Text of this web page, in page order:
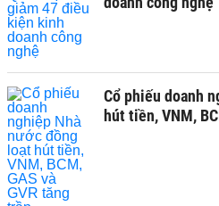
Cổ phiếu doanh
hút tiền, VNM,